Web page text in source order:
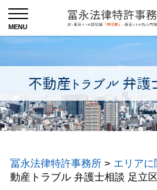
不動産トラブル 弁
冨永法律特許事務所 > エリアに
動産トラブル 弁護士相談 足立区